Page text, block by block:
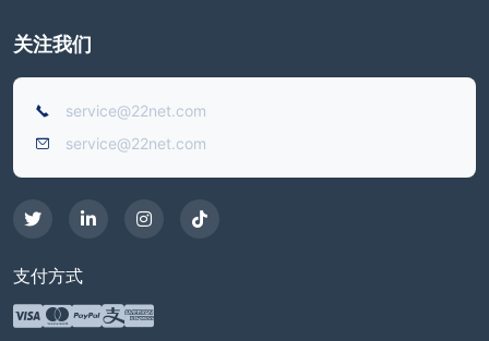
关注我们
service@22net.com
service@22net.com
支付方式